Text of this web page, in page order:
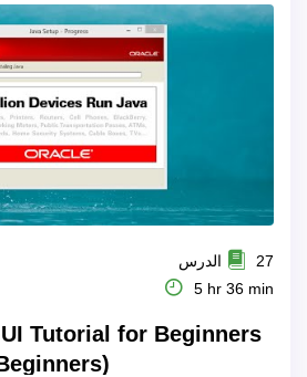
27 الدرس
5 hr 36 min
Tutorial for Beginners